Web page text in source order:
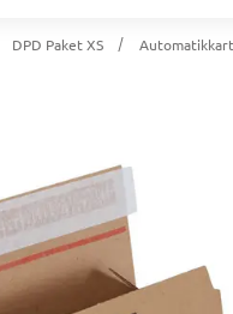
DPD Paket XS